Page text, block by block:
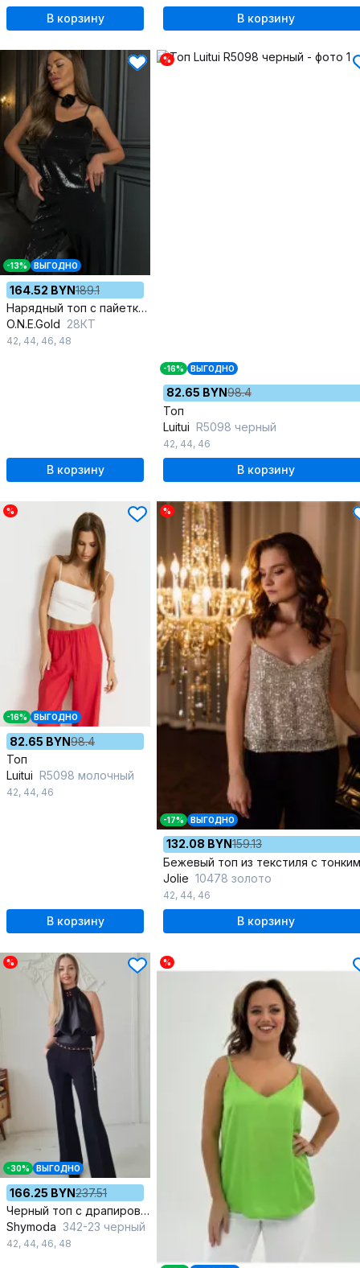
В корзину В корзину
-13% ВЫГОДНО
164.52 BYN189.1
Нарядный топ с пайетками из текстиля
O.N.E.Gold 28КТ
42, 44, 46, 48
В корзину
%
-16% ВЫГОДНО
82.65 BYN98.4
Топ
Luitui R5098 черный
42, 44, 46
В корзину
%
-16% ВЫГОДНО
82.65 BYN98.4
Топ
Luitui R5098 молочный
42, 44, 46
В корзину
%
-17% ВЫГОДНО
132.08 BYN159.13
Jolie 10478 золото
42, 44, 46
В корзину
%
-30% ВЫГОДНО
166.25 BYN237.51
Черный топ с драпировкой и Swarovski на воротнике
Shymoda 342-23 черный
42, 44, 46, 48
%